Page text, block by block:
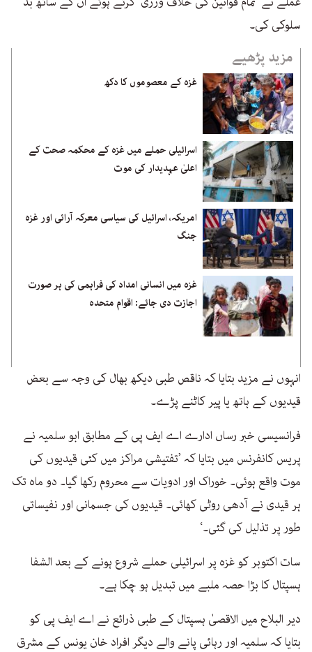
سلوکی کی۔
مزید پڑھیے
غزہ کے معصوموں کا دکھ
اسرائیلی حملے میں غزہ کے محکمہ صحت کے
اعلیٰ عہدیدار کی موت
امریکہ، اسرائیل کی سیاسی معرکہ آرائی اور غزہ
جنگ
غزہ میں انسانی امداد کی فراہمی کی ہر صورت
اجازت دی جائے: اقوام متحدہ
انہوں نے مزید بتایا کہ ناقص طبی دیکھ بھال کی وجہ سے بعض
قیدیوں کے ہاتھ یا پیر کاٹنے پڑے۔
فرانسیسی خبر رساں ادارے اے ایف پی کے مطابق ابو سلمیہ نے
پریس کانفرنس میں بتایا کہ ’تفتیشی مراکز میں کئی قیدیوں کی
موت واقع ہوئی۔ خوراک اور ادویات سے محروم رکھا گیا۔ دو ماہ تک
ہر قیدی نے آدھی روٹی کھائی۔ قیدیوں کی جسمانی اور نفیساتی
طور پر تذلیل کی گئی۔‘
سات اکتوبر کو غزہ پر اسرائیلی حملے شروع ہونے کے بعد الشفا
ہسپتال کا بڑا حصہ ملبے میں تبدیل ہو چکا ہے۔
دیر البلاح میں الاقصیٰ ہسپتال کے طبی ذرائع نے اے ایف پی کو
بتایا کہ سلمیہ اور رہائی پانے والے دیگر افراد خان یونس کے مشرق